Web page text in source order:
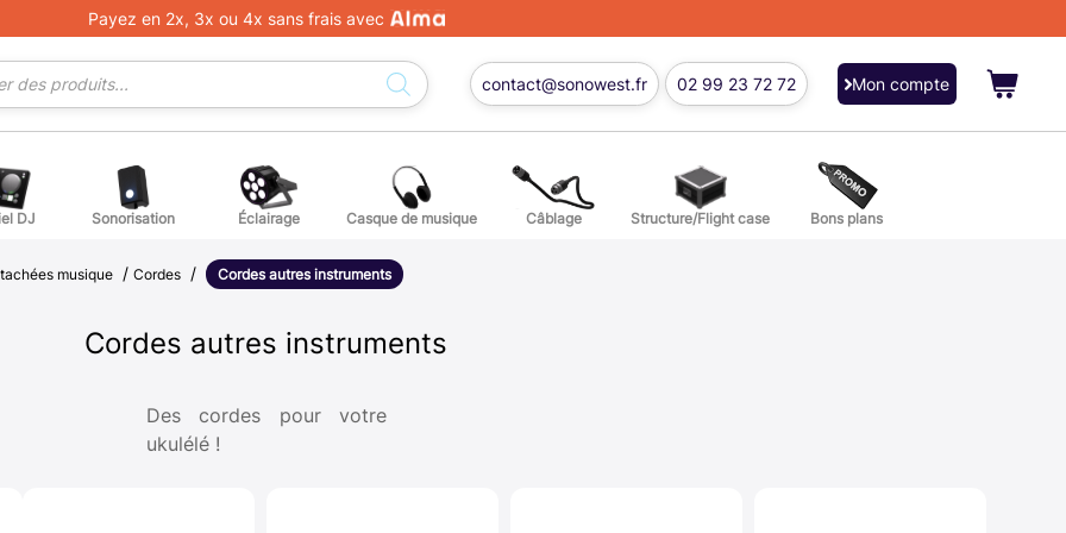
Payez en 2x, 3x ou 4x sans frais avec
contact@sonowest.fr 02 99 23 72 72 Mon compte
voix
autres instruments
détachées pour guitares et basses
DJ
DJ
Sonorisation Éclairage Casque de musique Câblage Structure/Flight case Bons plans
musique / Cordes / Cordes autres instruments
Cordes autres instruments
Des cordes pour votre
ukulélé !